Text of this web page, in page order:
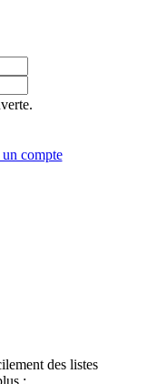
compte
des listes
: